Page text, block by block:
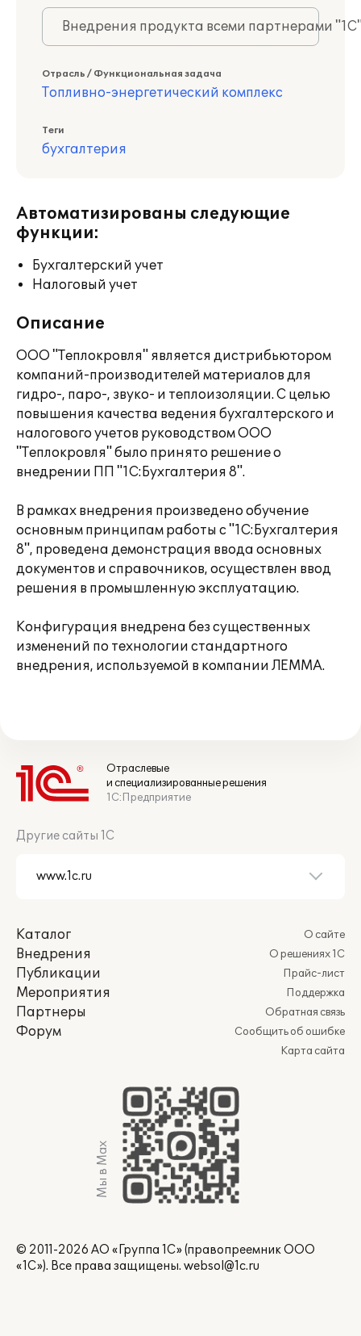
Внедрения продукта всеми партнерами
Отрасль / Функциональная задача
Топливно-энергетический комплекс
Теги
бухгалтерия
Автоматизированы следующие
функции:
Бухгалтерский учет
Налоговый учет
Описание
ООО "Теплокровля" является дистрибьютором
компаний-производителей материалов для
гидро-, паро-, звуко- и теплоизоляции. С целью
повышения качества ведения бухгалтерского и
налогового учетов руководством ООО
"Теплокровля" было принято решение о
внедрении ПП "1С:Бухгалтерия 8".
В рамках внедрения произведено обучение
основным принципам работы с "1С:Бухгалтерия
8", проведена демонстрация ввода основных
документов и справочников, осуществлен ввод
решения в промышленную эксплуатацию.
Конфигурация внедрена без существенных
изменений по технологии стандартного
внедрения, используемой в компании ЛЕММА.
Отраслевые
и специализированные решения
1С:Предприятие
Другие сайты 1С
Каталог
Внедрения
Публикации
Мероприятия
Партнеры
Форум
О сайте
О решениях 1С
Прайс-лист
Поддержка
Обратная связь
Сообщить об ошибке
Карта сайта
Мы в Max
© 2011-2026 АО «Группа 1С» (правопреемник ООО
«1С»). Все права защищены. websol@1c.ru